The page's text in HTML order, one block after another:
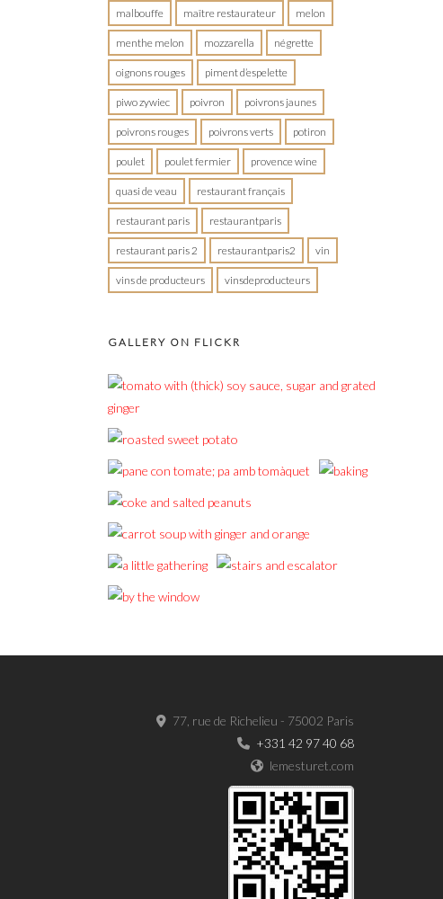
malbouffe maître restaurateur melon
menthe melon mozzarella négrette
oignons rouges piment d’espelette
piwo zywiec poivron poivrons jaunes
poivrons rouges poivrons verts potiron
poulet poulet fermier provence wine
quasi de veau restaurant français
restaurant paris restaurantparis
restaurant paris 2 restaurantparis2 vin
vins de producteurs vinsdeproducteurs
GALLERY ON FLICKR
77, rue de Richelieu - 75002 Paris
+331 42 97 40 68
lemesturet.com